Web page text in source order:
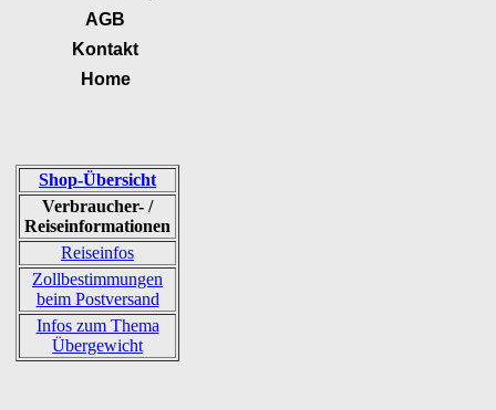
AGB
Kontakt
Home
Shop-Übersicht
Verbraucher- /
Reiseinformationen
Reiseinfos
Zollbestimmungen
beim Postversand
Infos zum Thema
Übergewicht